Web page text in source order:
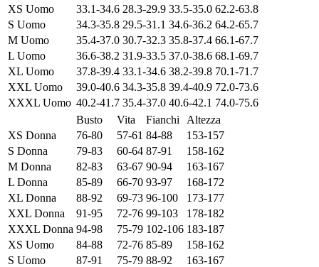
XS Uomo
33.1-34.6 28.3-29.9 33.5-35.0 62.2-63.8
S Uomo
34.3-35.8 29.5-31.1 34.6-36.2 64.2-65.7
M Uomo
35.4-37.0 30.7-32.3 35.8-37.4 66.1-67.7
L Uomo
36.6-38.2 31.9-33.5 37.0-38.6 68.1-69.7
XL Uomo
37.8-39.4 33.1-34.6 38.2-39.8 70.1-71.7
XXL Uomo
39.0-40.6 34.3-35.8 39.4-40.9 72.0-73.6
XXXL Uomo 40.2-41.7 35.4-37.0 40.6-42.1 74.0-75.6
Busto
Vita Fianchi
Altezza
XS Donna
76-80 57-61 84-88
153-157
S Donna
79-83 60-64 87-91
158-162
M Donna
82-83 63-67 90-94
163-167
L Donna
85-89 66-70 93-97
168-172
XL Donna
88-92 69-73 96-100
173-177
XXL Donna
91-95 72-76 99-103
178-182
XXXL Donna 94-98 75-79 102-106 183-187
XS Uomo
84-88 72-76 85-89
158-162
S Uomo
87-91 75-79 88-92
163-167